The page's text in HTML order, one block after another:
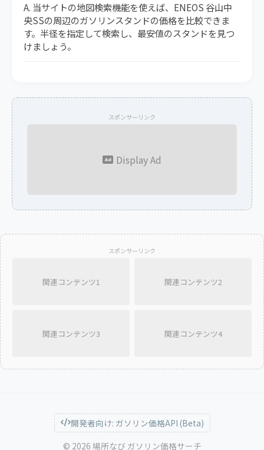
A. 当サイトの地図検索機能を使えば、ENEOS 谷山中
央SSの周辺のガソリンスタンドの価格を比較できま
す。半径を指定して検索し、最安値のスタンドを見つ
けましょう。
スポンサーリンク
Display Ad
スポンサーリンク
関連コンテンツ1 関連コンテンツ2
関連コンテンツ3 関連コンテンツ4
開発者向け: ガソリン価格API (Beta)
© 2026 場所なび ガソリン価格サーチ